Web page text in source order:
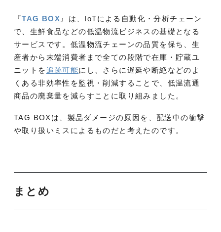
『TAG BOX 』は、IoTによる自動化・分析チェーン
で、生鮮食品などの低温物流ビジネスの基礎となる
サービスです。低温物流チェーンの品質を保ち、生
産者から末端消費者まで全ての段階で在庫・貯蔵ユ
ニットを追跡可能にし、さらに遅延や断絶などのよ
くある非効率性を監視・削減することで、低温流通
商品の廃棄量を減らすことに取り組みました。
TAG BOXは、製品ダメージの原因を、配送中の衝撃
や取り扱いミスによるものだと考えたのです。
まとめ